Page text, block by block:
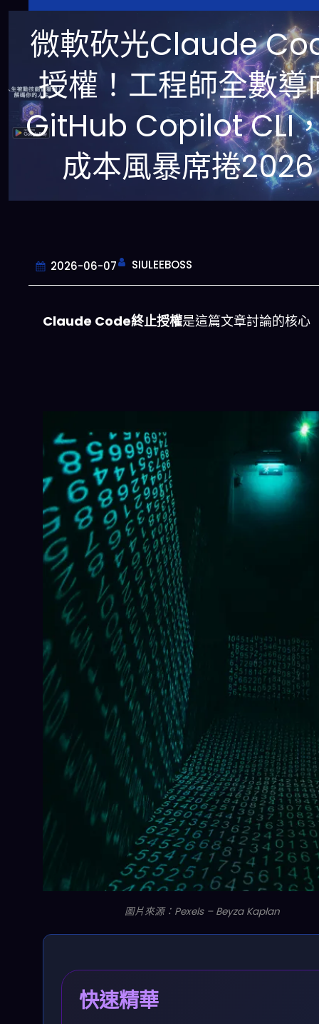
微軟砍光Claude
授權！工程師全數導
GitHub Copilot CLI
成本風暴席捲2026
2026-06-07 SIULEEBOSS
Claude Code終止授權是這篇文章討論的核心
圖片來源：Pexels – Beyza Kaplan
快速精華